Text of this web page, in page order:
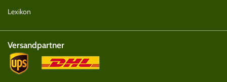
Lexikon
Versandpartner